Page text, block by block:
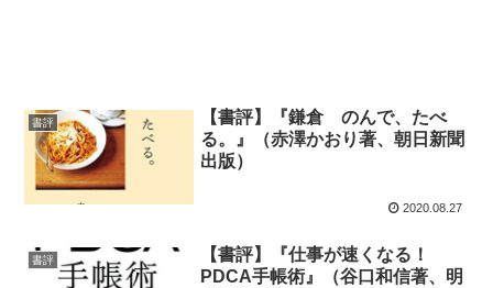
書評
【書評】『鎌倉 のんで、たべ
る。』（赤澤かおり著、朝日新聞
出版）
2020.08.27
書評
【書評】『仕事が速くなる！
PDCA手帳術』（谷口和信著、明